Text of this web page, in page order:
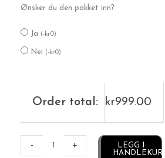
Ønsker du den pakket inn?
Ja (-kr0)
Nei (-kr0)
Order total: kr999.00
- +
LEGG I
HANDLEKURV